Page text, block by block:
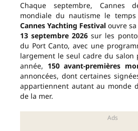
Chaque septembre, Cannes
mondiale du nautisme le temps
Cannes Yachting Festival ouvre sa
13 septembre 2026 sur les
du Port Canto, avec une
largement le seul cadre du salon
année, 150 avant-premières
annoncées, dont certaines
appartiennent autant au monde
de la mer.